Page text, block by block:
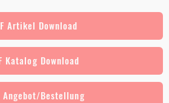
Artikel Download
Katalog Download
Bestellung